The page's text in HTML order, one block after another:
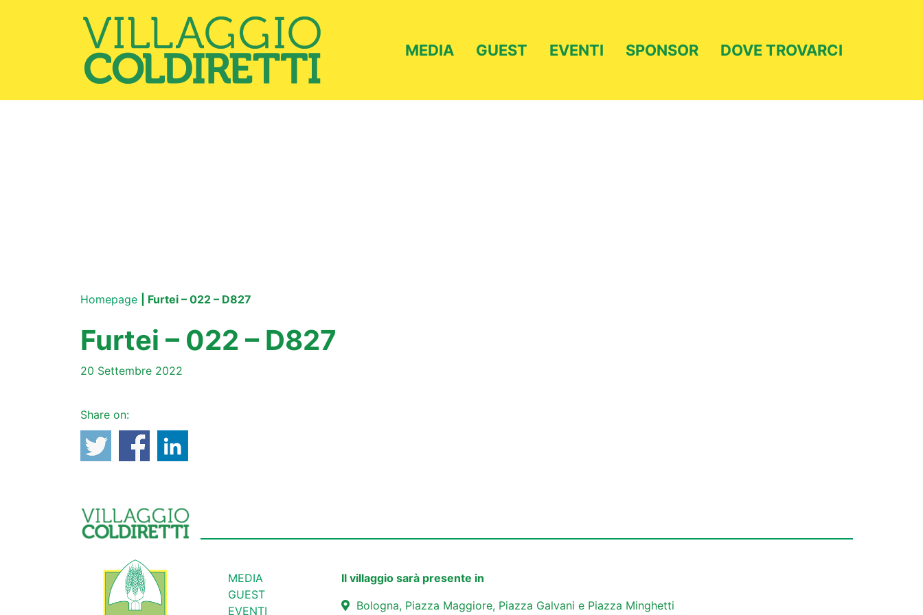
MEDIA GUEST EVENTI SPONSOR DOVE TROVARCI
Homepage | Furtei – 022 – D827
Furtei – 022 – D827
20 Settembre 2022
Share on:
MEDIA
GUEST
EVENTI
Il villaggio sarà presente in
Bologna, Piazza Maggiore, Piazza Galvani e Piazza Minghetti